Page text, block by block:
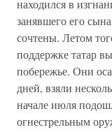
находился в
занявшего его
сочтены. Летом
поддержке татар
побережье. Они
дней, взяли
начале июля
огнестрельным